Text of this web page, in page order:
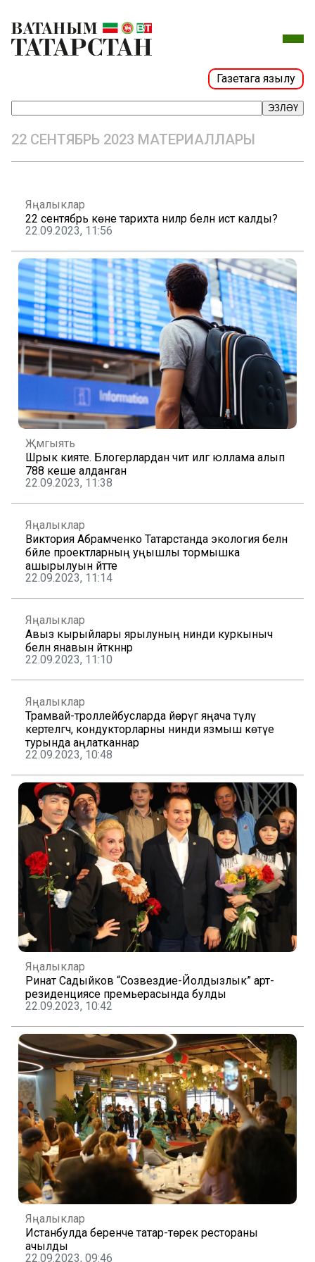
Газетага язылу
ЭЗЛӘҮ
22 СЕНТЯБРЬ 2023 МАТЕРИАЛЛАРЫ
Яңалыклар
22 сентябрь көне тарихта ниләр белән истә калды?
22.09.2023, 11:56
Җәмгыять
Шәрык әкияте. Блогерлардан чит илгә юллама алып
788 кеше алданган
22.09.2023, 11:38
Яңалыклар
Виктория Абрамченко Татарстанда экология белән
бәйле проектларның уңышлы тормышка
ашырылуын әйтте
22.09.2023, 11:14
Яңалыклар
Авыз кырыйлары ярылуның нинди куркыныч
белән янавын әйткәннәр
22.09.2023, 11:10
Яңалыклар
Трамвай-троллейбусларда йөрүгә яңача түләү
кертелгәч, кондукторларны нинди язмыш көтүе
турында аңлатканнар
22.09.2023, 10:48
Яңалыклар
Ринат Садыйков “Созвездие-Йолдызлык” арт-
резиденциясе премьерасында булды
22.09.2023, 10:42
Яңалыклар
Истанбулда беренче татар-төрек рестораны
ачылды
22.09.2023, 09:46